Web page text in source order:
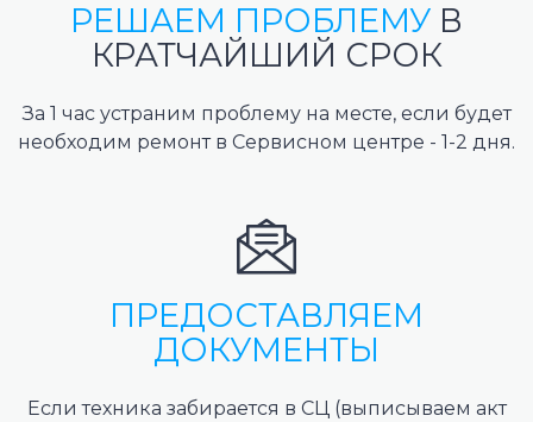
РЕШАЕМ ПРОБЛЕМУ В
КРАТЧАЙШИЙ СРОК
За 1 час устраним проблему на месте, если будет
необходим ремонт в Сервисном центре - 1-2 дня.
ПРЕДОСТАВЛЯЕМ
ДОКУМЕНТЫ
Если техника забирается в СЦ (выписываем акт